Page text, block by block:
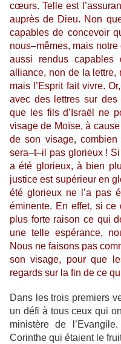
cœurs. Telle est
auprès de Dieu. Non
capables de concevoir
nous–mêmes, mais
aussi rendus capables
alliance, non de la lettre,
mais l’Esprit fait vivre.
avec des lettres sur
que les fils d’Israël ne
visage de Moïse, à
de son visage,
sera–t–il pas glorieux !
a été glorieux, à bien
justice est supérieur en
été glorieux ne l’a pas
éminente. En effet, si
plus forte raison ce qui
une telle espérance,
Nous ne faisons pas
son visage, pour que
regards sur la fin de ce
Dans les trois premiers
un défi à tous ceux qui
ministère de
Corinthe qui étaient le